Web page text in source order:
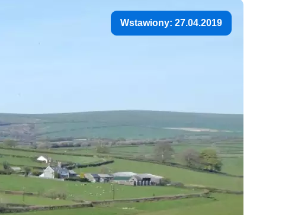
Wstawiony: 27.04.2019